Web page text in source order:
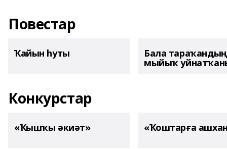
Повестар
Ҡайын һуты Бала тараҡандың
мыйыҡ
Конкурстар
«Ҡышҡы әкиәт» «Ҡоштарға